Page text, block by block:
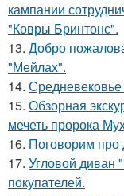
кампании
"Ковры Бринтонс".
13. Добро
"Мейлах".
14.
15. Обзорная
мечеть пророка
16. Поговорим про
17. Угловой диван
покупателей.